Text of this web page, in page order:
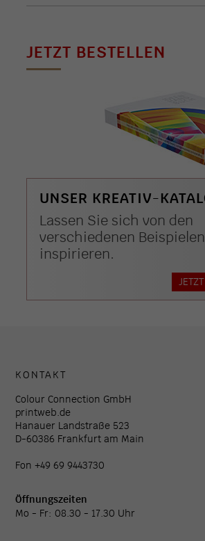
JETZT BESTELLEN
UNSER KREATIV-
Lassen Sie sich von den
verschiedenen Beispielen
inspirieren.
KONTAKT
Colour Connection GmbH
printweb.de
Hanauer Landstraße 523
D-60386 Frankfurt am Main
Fon +49 69 9443730
Öffnungszeiten
Mo - Fr: 08.30 - 17.30 Uhr